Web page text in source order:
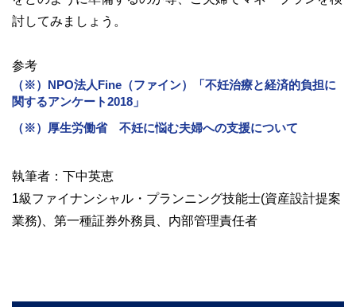
討してみましょう。
参考
（※）NPO法人Fine（ファイン）「不妊治療と経済的負担に
関するアンケート2018」
（※）厚生労働省 不妊に悩む夫婦への支援について
執筆者：下中英恵
1級ファイナンシャル・プランニング技能士(資産設計提案
業務)、第一種証券外務員、内部管理責任者